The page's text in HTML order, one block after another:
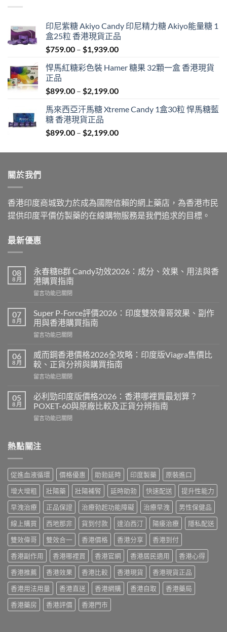
印尼紫糖 Akiyo Candy 印尼精力糖 Akiyo能量糖 1
盒25粒 香港現貨正品
$759.00 – $1,939.00Price
$759.00
$1,939.00
悍馬紅糖彩色裝 Hamer 糖果 32顆一盒 香港現貨
正品
$899.00 – $2,199.00Price
$899.00
$2,199.00
馬來西亞汗馬糖 Xtreme Candy 1盒30粒 悍馬糖藍
糖 香港現貨正品
$899.00 – $2,199.00Price
$899.00
關於我們
香港印度商城致力於成為國際信賴的網上藥店，為香港市民
提供印度平價仿製藥的在線購物服務是我們追求的目標。
最新優惠
08
8 月
永春糖B群 Candy功效2026：成分、效果、用法與香
港購買指南
在
春
糖
B
群
功
效
2026：
成
效
果、
法
港
指
南〉
中
留言功能已關閉
07
8 月
Super P-Force評價2026：印度雙效偉哥效果、副作
用與香港購買指南
在
P-
Force
評
價
印
度
效
效
作
用
與
香
港
購
買
指
南〉
中
留言功能已關閉
06
8 月
威而鋼香港價格2026全攻略：印度版Viagra售價比
較、正貨分辨與購買指南
在
而
鋼
香
港
2026
略：
印
度
版
Viagra
售
價
比
較、
正
貨
分
辨
與
購
買
指
留言功能已關閉
05
8 月
必利勁印度版價格2026：香港哪裡買最划算？
POXET-60與原廠比較及正貨分辨指南
在
勁
印
版
價
格
2026：
香
港
哪
裡
買
最
划
算？
POXET-
60
與
原
廠
留言功能已關閉
熱點關注
促進血液循環 價格優惠 助勃延時 印度製藥
原裝進口
增大增粗
壯陽藥 壯陽補腎 延時助勃 快速配送
提升性能力
早洩治療
正品保證 治療勃起功能障礙 治療早洩
男性保健品
線上購買
西地那非 貨到付款 達泊西汀 陽痿治療
隱私配送
雙效偉哥
雙效合一 香港價格 香港分享
香港到付
香港副作用
香港哪裡買 香港官網 香港居民適用
香港心得
香港推薦
香港效果 香港比較 香港現貨
香港現貨正品
香港用法用量
香港直送 香港網購 香港自取
香港藥局
香港藥房
香港評價 香港門市